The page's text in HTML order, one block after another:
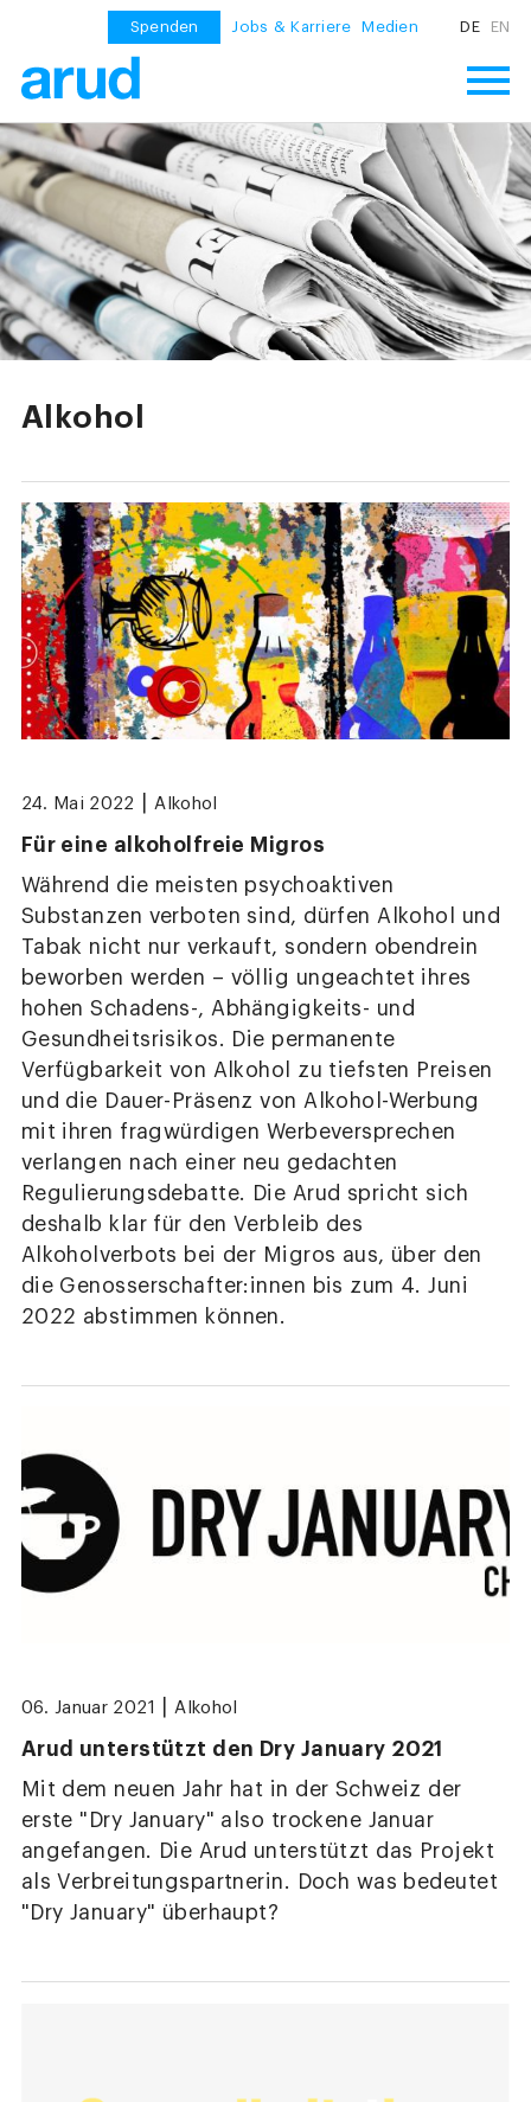
Spenden Jobs & Karriere Medien DE EN
Alkohol
24. Mai 2022 Alkohol
Für eine alkoholfreie Migros
Während die meisten psychoaktiven
Substanzen verboten sind, dürfen Alkohol und
Tabak nicht nur verkauft, sondern obendrein
beworben werden – völlig ungeachtet ihres
hohen Schadens-, Abhängigkeits- und
Gesundheitsrisikos. Die permanente
Verfügbarkeit von Alkohol zu tiefsten Preisen
und die Dauer-Präsenz von Alkohol-Werbung
mit ihren fragwürdigen Werbeversprechen
verlangen nach einer neu gedachten
Regulierungsdebatte. Die Arud spricht sich
deshalb klar für den Verbleib des
Alkoholverbots bei der Migros aus, über den
die Genosserschafter:innen bis zum 4. Juni
2022 abstimmen können.
06. Januar 2021 Alkohol
Arud unterstützt den Dry January 2021
Mit dem neuen Jahr hat in der Schweiz der
erste "Dry January" also trockene Januar
angefangen. Die Arud unterstützt das Projekt
als Verbreitungspartnerin. Doch was bedeutet
"Dry January" überhaupt?